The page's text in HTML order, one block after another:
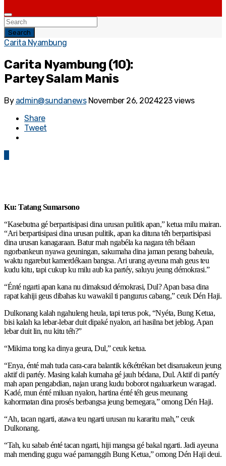
Search
Carita Nyambung
Carita Nyambung (10):
Partey Salam Manis
By admin@sundanews November 26, 2024223 views
Share
Tweet
Ku: Tatang Sumarsono
“Kasebutna gé berpartisipasi dina urusan pulitik apan,” ketua milu mairan.
“Ari berpartisipasi dina urusan pulitik, apan ka dituna téh berpartisipasi
dina urusan kanagaraan. Batur mah ngabéla ka nagara téh bélaan
ngorbankeun nyawa geuningan, sakumaha dina jaman perang baheula,
waktu ngarebut kamerdékaan bangsa. Ari urang ayeuna mah geus teu
kudu kitu, tapi cukup ku milu aub ka partéy, saluyu jeung démokrasi.”
“Énté ngarti apan kana nu dimaksud démokrasi, Dul? Apan basa dina
rapat kahiji geus dibahas ku wawakil ti pangurus cabang,” ceuk Dén Haji.
Dulkonang kalah ngahuleng heula, tapi terus pok, “Nyéta, Bung Ketua,
bisi kalah ka lebar-lebar duit dipaké nyalon, ari hasilna bet jeblog. Apan
lebar duit lin, nu kitu téh?”
“Mikirna tong ka dinya geura, Dul,” ceuk ketua.
“Enya, énté mah tuda cara-cara balantik kékétrékan bet disaruakeun jeung
aktif di partéy. Masing kalah kumaha gé jauh bédana, Dul. Aktif di partéy
mah apan pengabdian, najan urang kudu boborot ngaluarkeun waragad.
Kadé, mun énté miluan nyalon, hartina énté téh geus meunang
kahormatan dina prosés berbangsa jeung bernegara,” omong Dén Haji.
“Ah, tacan ngarti, atawa teu ngarti urusan nu kararitu mah,” ceuk
Dulkonang.
“Tah, ku sabab énté tacan ngarti, hiji mangsa gé bakal ngarti. Jadi ayeuna
mah mending gugu waé pamanggih Bung Ketua,” omong Dén Haji deui.